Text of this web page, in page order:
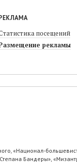
посещений
рекламы
«Национал-
Бандеры»,